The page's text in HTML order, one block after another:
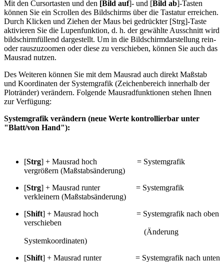
Mit den Cursortasten und den [Bild auf]- und [Bild ab]-Tasten
können Sie ein Scrollen des Bildschirms über die Tastatur erreichen.
Durch Klicken und Ziehen der Maus bei gedrückter [Strg]-Taste
aktivieren Sie die Lupenfunktion, d. h. der gewählte Ausschnitt wird
bildschirmfüllend dargestellt. Um in die Bildschirmdarstellung rein-
oder rauszuzoomen oder diese zu verschieben, können Sie auch das
Mausrad nutzen.
Des Weiteren können Sie mit dem Mausrad auch direkt Maßstab
und Koordinaten der Systemgrafik (Zeichenbereich innerhalb der
Plotränder) verändern. Folgende Mausradfunktionen stehen Ihnen
zur Verfügung:
Systemgrafik verändern (neue Werte kontrollierbar unter
"Blatt/von Hand"):
[Strg] + Mausrad hoch = Systemgrafik
vergrößern (Maßstabsänderung)
[Strg] + Mausrad runter = Systemgrafik
verkleinern (Maßstabsänderung)
[Shift] + Mausrad hoch = Systemgrafik nach oben
verschieben
(Änderung
Systemkoordinaten)
[Shift] + Mausrad runter = Systemgrafik nach unten